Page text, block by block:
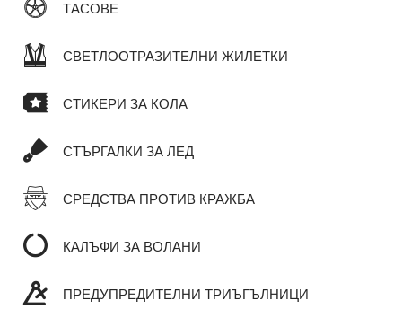
ТАСОВЕ
СВЕТЛООТРАЗИТЕЛНИ ЖИЛЕТКИ
СТИКЕРИ ЗА КОЛА
СТЪРГАЛКИ ЗА ЛЕД
СРЕДСТВА ПРОТИВ КРАЖБА
КАЛЪФИ ЗА ВОЛАНИ
ПРЕДУПРЕДИТЕЛНИ ТРИЪГЪЛНИЦИ